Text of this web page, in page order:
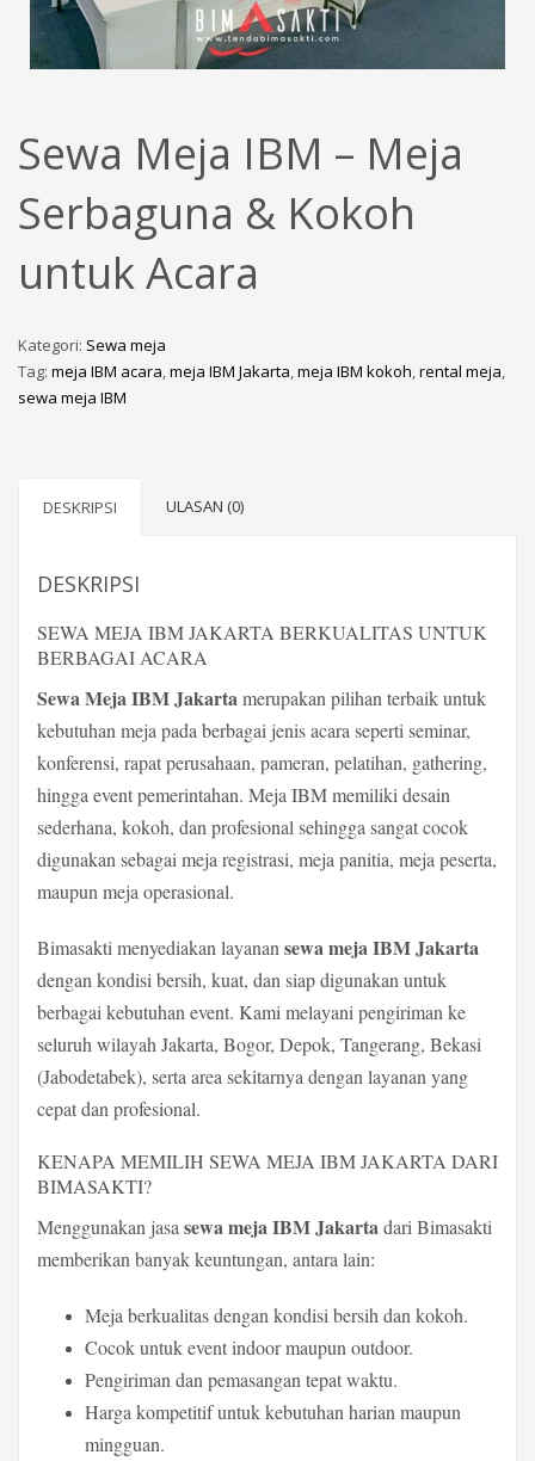
Sewa Meja IBM – Meja
Serbaguna & Kokoh
untuk Acara
Kategori: Sewa meja
Tag: meja IBM acara,meja IBM Jakarta,meja IBM kokoh,rental meja,
sewa meja IBM
DESKRIPSI ULASAN (0)
DESKRIPSI
SEWA MEJA IBM JAKARTA BERKUALITAS UNTUK
BERBAGAI ACARA
Sewa Meja IBM Jakartamerupakan pilihan terbaik untuk
kebutuhan meja pada berbagai jenis acara seperti seminar,
konferensi, rapat perusahaan, pameran, pelatihan, gathering,
hingga event pemerintahan. Meja IBM memiliki desain
sederhana, kokoh, dan profesional sehingga sangat cocok
digunakan sebagai meja registrasi, meja panitia, meja peserta,
maupun meja operasional.
Bimasakti menyediakan layanan sewa meja IBM Jakarta
dengan kondisi bersih, kuat, dan siap digunakan untuk
berbagai kebutuhan event. Kami melayani pengiriman ke
seluruh wilayah Jakarta, Bogor, Depok, Tangerang, Bekasi
(Jabodetabek), serta area sekitarnya dengan layanan yang
cepat dan profesional.
KENAPA MEMILIH SEWA MEJA IBM JAKARTA DARI
BIMASAKTI?
Menggunakan jasa sewa meja IBM Jakartadari Bimasakti
memberikan banyak keuntungan, antara lain:
Meja berkualitas dengan kondisi bersih dan kokoh.
Cocok untuk event indoor maupun outdoor.
Pengiriman dan pemasangan tepat waktu.
Harga kompetitif untuk kebutuhan harian maupun
mingguan.